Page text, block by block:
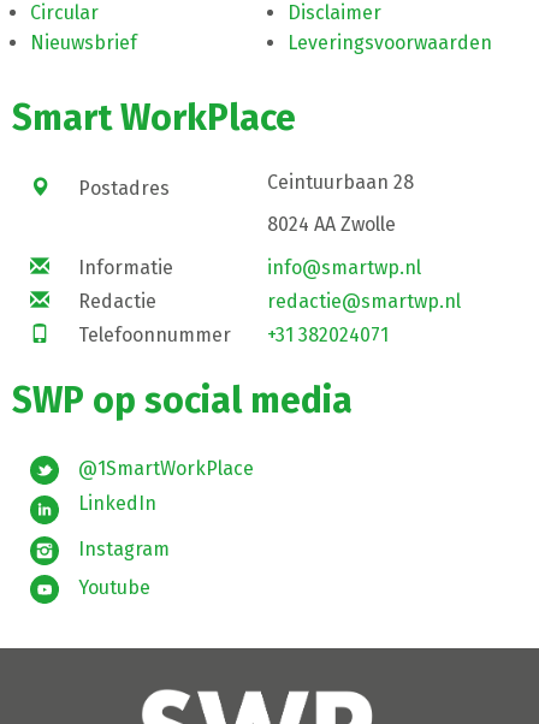
Circular
Nieuwsbrief
Disclaimer
Leveringsvoorwaarden
Smart WorkPlace
Postadres
Ceintuurbaan 28
8024 AA Zwolle
Informatie
info@smartwp.nl
Redactie
redactie@smartwp.nl
Telefoonnummer
+31 382024071
SWP op social media
@1SmartWorkPlace
LinkedIn
Instagram
Youtube